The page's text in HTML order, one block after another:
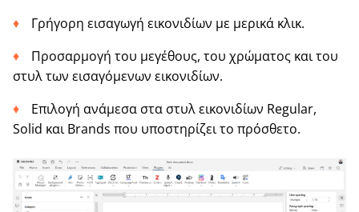
Γρήγορη εισαγωγή εικονιδίων με μερικά κλικ.
Προσαρμογή του μεγέθους, του χρώματος και του
στυλ των εισαγόμενων εικονιδίων.
Επιλογή ανάμεσα στα στυλ εικονιδίων Regular,
Solid και Brands που υποστηρίζει το πρόσθετο.